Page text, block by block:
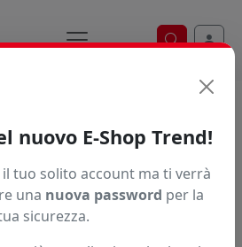
Ricerca
nuovo E-Shop Trend!
tuo solito account ma ti verrà
una nuova password per la
sicurezza.